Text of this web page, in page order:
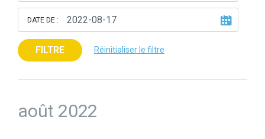
DATE DE :
FILTRE Réinitialiser le filtre
août 2022